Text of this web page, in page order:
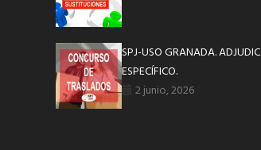
SPJ-USO GRANADA.
ESPECÍFICO.
2 junio, 2026